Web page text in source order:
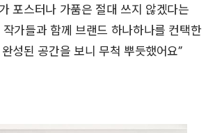
포스터나 가품은 절대 쓰지 않겠다는
가들과 함께 브랜드 하나하나를 컨택한
성된 공간을 보니 무척 뿌듯했어요”